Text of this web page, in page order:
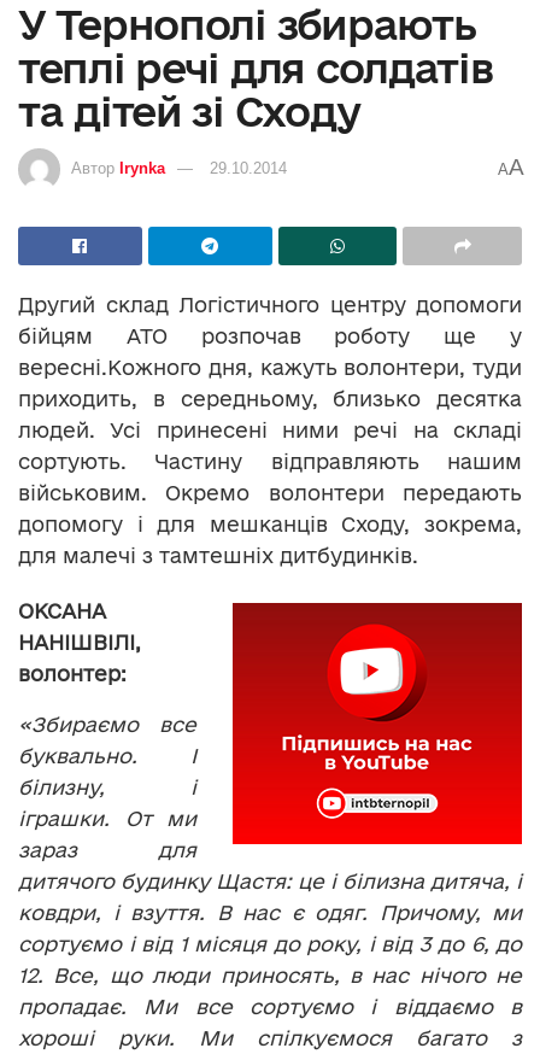
У Тернополі збирають
теплі речі для солдатів
та дітей зі Сходу
Автор Irynka 29.10.2014 AA
Другий склад Логістичного центру допомоги
бійцям АТО розпочав роботу ще у
вересні.Кожного дня, кажуть волонтери, туди
приходить, в середньому, близько десятка
людей. Усі принесені ними речі на складі
сортують. Частину відправляють нашим
військовим. Окремо волонтери передають
допомогу і для мешканців Сходу, зокрема,
для малечі з тамтешніх дитбудинків.
ОКСАНА
НАНІШВІЛІ,
волонтер:
«Збираємо все
буквально. І
білизну, і
іграшки. От ми
зараз для
дитячого будинку Щастя: це і білизна дитяча, і
ковдри, і взуття. В нас є одяг. Причому, ми
сортуємо і від 1 місяця до року, і від 3 до 6, до
12. Все, що люди приносять, в нас нічого не
пропадає. Ми все сортуємо і віддаємо в
хороші руки. Ми спілкуємося багато з